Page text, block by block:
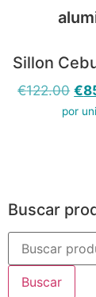
Buscar
Buscar
Sillon
€122.00 €
por